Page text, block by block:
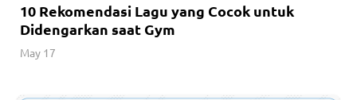
10 Rekomendasi Lagu yang Cocok untuk
Didengarkan saat Gym
May 17